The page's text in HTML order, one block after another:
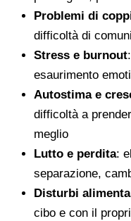
Problemi di
difficoltà di
Stress e burnout
esaurimento
Autostima e
difficoltà a
meglio
Lutto e perdita:
separazione,
Disturbi
cibo e con il